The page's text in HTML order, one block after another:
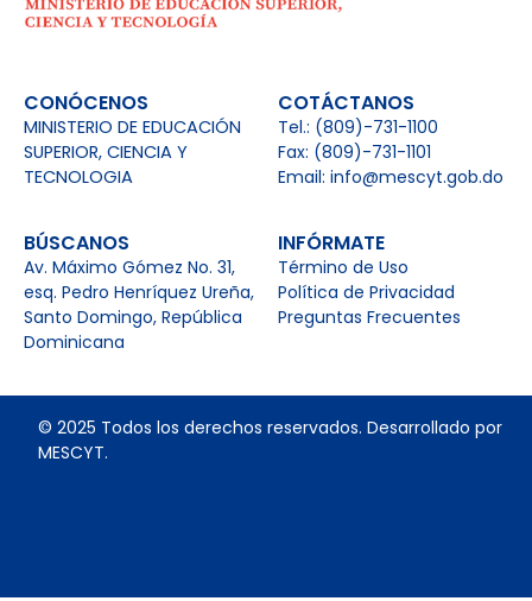
CONÓCENOS
MINISTERIO DE EDUCACIÓN
SUPERIOR, CIENCIA Y
TECNOLOGIA
COTÁCTANOS
Tel.: (809)-731-1100
Fax: (809)-731-1101
Email: info@mescyt.gob.do
BÚSCANOS
Av. Máximo Gómez No. 31,
esq. Pedro Henríquez Ureña,
Santo Domingo, República
Dominicana
INFÓRMATE
Término de Uso
Política de Privacidad
Preguntas Frecuentes
© 2025 Todos los derechos reservados. Desarrollado por
MESCYT.